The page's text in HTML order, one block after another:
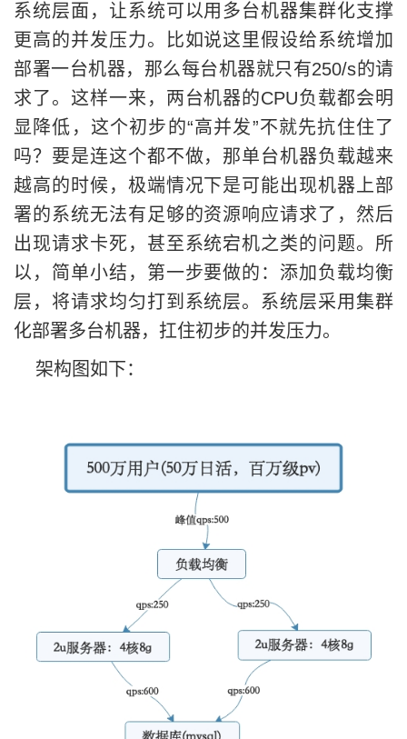
系统层面，让系统可以用多台机器集群化支撑
更高的并发压力。比如说这里假设给系统增加
部署一台机器，那么每台机器就只有250/s的请
求了。这样一来，两台机器的CPU负载都会明
显降低，这个初步的“高并发”不就先抗住住了
吗？要是连这个都不做，那单台机器负载越来
越高的时候，极端情况下是可能出现机器上部
署的系统无法有足够的资源响应请求了，然后
出现请求卡死，甚至系统宕机之类的问题。所
以，简单小结，第一步要做的：添加负载均衡
层，将请求均匀打到系统层。系统层采用集群
化部署多台机器，扛住初步的并发压力。
架构图如下：